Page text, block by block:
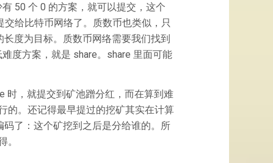
50 个 0 的方案，就可以提交，这个
给比特币网络了。质数币也类似，只
度为目标。质数币网络需要我们找到
度方案，就是 share。share 里面可能
，就提交到矿池蹭分红，而在算到难
的。还记得最早提过的挖矿其实在计算
码了：这个矿挖到之后是分给谁的。所
。